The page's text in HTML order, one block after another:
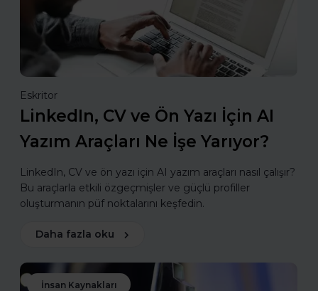
Eskritor
LinkedIn, CV ve Ön Yazı İçin AI
Yazım Araçları Ne İşe Yarıyor?
LinkedIn, CV ve ön yazı için AI yazım araçları nasıl çalışır?
Bu araçlarla etkili özgeçmişler ve güçlü profiller
oluşturmanın püf noktalarını keşfedin.
Daha fazla oku
İnsan Kaynakları